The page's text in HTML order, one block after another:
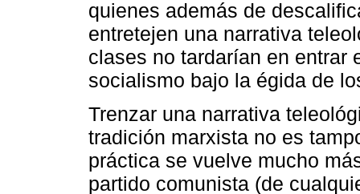
quienes además de
entretejen una narrativa
clases no tardarían en entrar
socialismo bajo la égida de
Trenzar una narrativa
tradición marxista no es
práctica se vuelve mucho
partido comunista (de